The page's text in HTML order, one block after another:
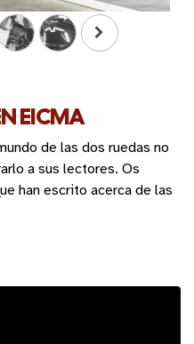
EICMA
de las dos ruedas no
a sus lectores. Os
han escrito acerca de las